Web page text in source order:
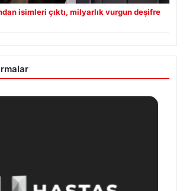
isimleri çıktı, milyarlık vurgun deşifre